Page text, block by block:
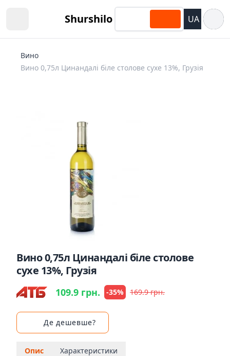
Shurshilo UA
Вино
Вино 0,75л Цинандалі біле столове сухе 13%, Грузія
Вино 0,75л Цинандалі біле столове
сухе 13%, Грузія
109.9 грн. -35% 169.9 грн.
Де дешевше?
Опис Характеристики